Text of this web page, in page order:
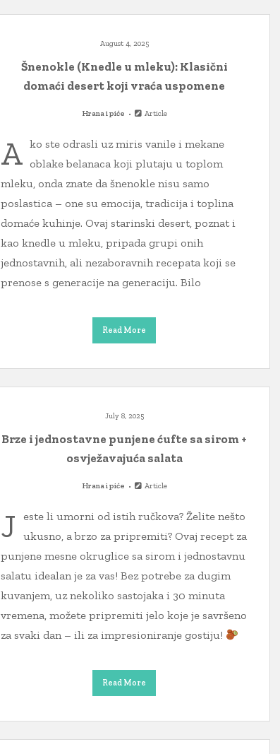
August 4, 2025
Šnenokle (Knedle u mleku): Klasični
domaći desert koji vraća uspomene
Hrana i piće Article
A ko ste odrasli uz miris vanile i mekane
oblake belanaca koji plutaju u toplom
mleku, onda znate da šnenokle nisu samo
poslastica – one su emocija, tradicija i toplina
domaće kuhinje. Ovaj starinski desert, poznat i
kao knedle u mleku, pripada grupi onih
jednostavnih, ali nezaboravnih recepata koji se
prenose s generacije na generaciju. Bilo
Read More
July 8, 2025
Brze i jednostavne punjene ćufte sa sirom +
osvježavajuća salata
Hrana i piće Article
J
este li umorni od istih ručkova? Želite nešto
ukusno, a brzo za pripremiti? Ovaj recept za
punjene mesne okruglice sa sirom i jednostavnu
salatu idealan je za vas! Bez potrebe za dugim
kuvanjem, uz nekoliko sastojaka i 30 minuta
vremena, možete pripremiti jelo koje je savršeno
za svaki dan – ili za impresioniranje gostiju!
Read More